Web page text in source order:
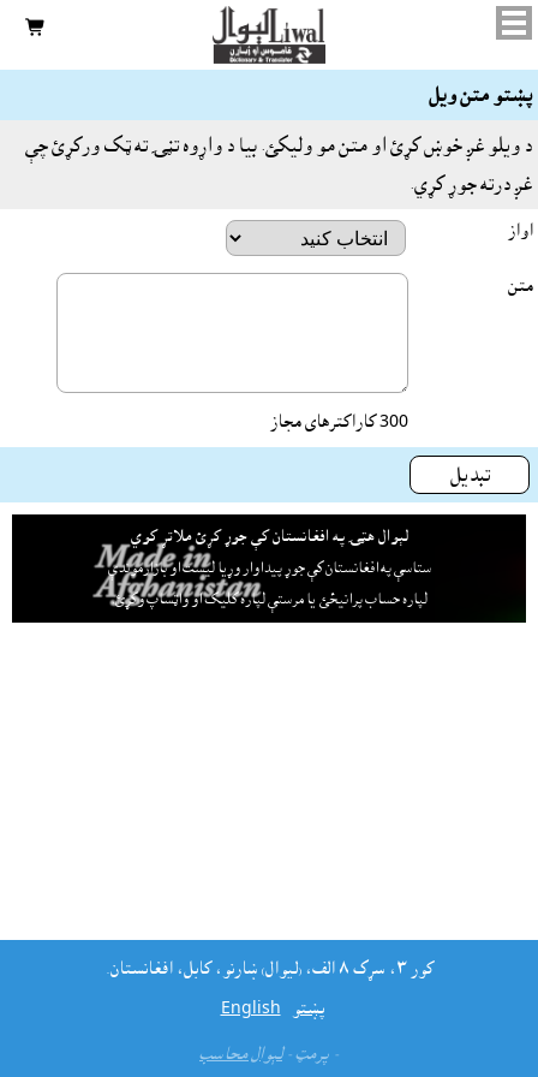

پښتو متن ويل
د ويلو غږ خوښ کړئ او متن مو وليکئ. بيا د واړوه تڼۍ ته ټک ورکړئ چې
غږ درته جوړ کړي.
اواز
متن
300 کاراکترهای مجاز
تبدیل
لېوال هټۍ په افغانستان کې جوړ کړئ ملاتړ کوي
ستاسې په افغانستان کې جوړ پيداوار وړيا ليست او بازارموندې
لپاره حساب پرانيځئ يا مرستې لپاره کليک او واټساپ وکړئ.
کور ٣، سړک ٨ الف، (ليوال) ښارنو، کابل، افغانستان.
پښتو English
- پرمټ -لېوال محاسب